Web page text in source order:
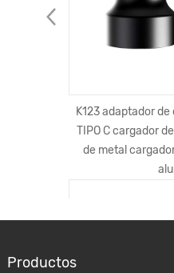
K123 adaptador
TIPO C cargador
de metal
Productos